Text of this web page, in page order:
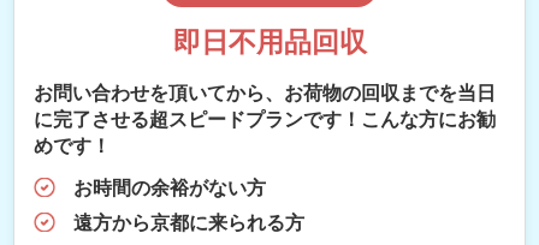
即日不用品回収
お問い合わせを頂いてから、お荷物の回収までを当日
に完了させる超スピードプランです！こんな方にお勧
めです！
お時間の余裕がない方
遠方から京都に来られる方